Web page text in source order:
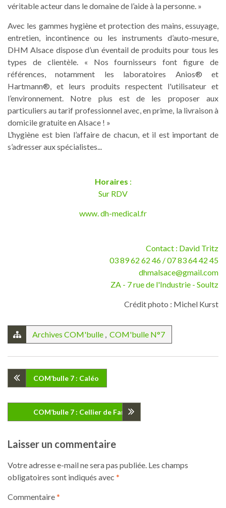
véritable acteur dans le domaine de l’aide à la personne. »
Avec les gammes hygiène et protection des mains, essuyage,
entretien, incontinence ou les instruments d’auto-mesure,
DHM Alsace dispose d’un éventail de produits pour tous les
types de clientèle. « Nos fournisseurs font figure de
références, notamment les laboratoires Anios® et
Hartmann®, et leurs produits respectent l'utilisateur et
l’environnement. Notre plus est de les proposer aux
particuliers au tarif professionnel avec, en prime, la livraison à
domicile gratuite en Alsace ! »
L’hygiène est bien l’affaire de chacun, et il est important de
s’adresser aux spécialistes...
Horaires :
Sur RDV
www. dh-medical.fr
Contact : David Tritz
03 89 62 62 46 / 07 83 64 42 45
dhmalsace@gmail.com
ZA - 7 rue de l'Industrie - Soultz
Crédit photo : Michel Kurst
Archives COM'bulle , COM'bulle N°7
Navigation
de
l’article
COM’bulle 7 : Caléo
COM’bulle 7 : Cellier de Fanch
Laisser un commentaire
Votre adresse e-mail ne sera pas publiée. Les champs
obligatoires sont indiqués avec *
Commentaire*